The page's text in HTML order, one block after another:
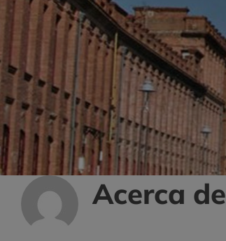
Acerca de